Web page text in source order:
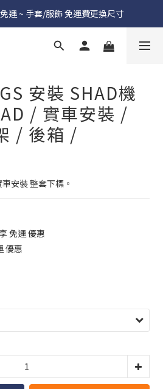
運 ~ 手套/服飾 免運費更換尺寸
安裝 SHAD機
/ 實車安裝 /
/ 後箱 /
安裝 整套下標。
免運 優惠
優惠